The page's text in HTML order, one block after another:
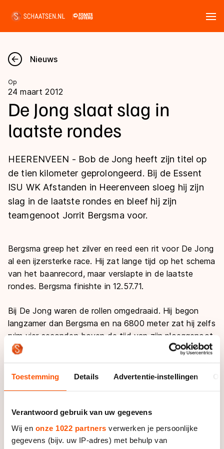
Toestemming Details Advertentie-instellingen
Verantwoord gebruik van uw gegevens
Wij en onze 1022 partners verwerken je persoonlijke
gegevens (bijv. uw IP-adres) met behulp van
Nieuws
Kalender
Disciplines
Langebaan
Shorttrack
Inlineskaten
Natuurijs
Uitslagen
Langebaan
Shorttrack
Marathon
Kunstschaatsen
Tijden & historie
Ranglijsten Langebaan
Historie & statistiek
Inschrijven wedstrijden
Algemene Nederlandse Schaatstijd
Deze zomer de weg op
Schaatsfans
Alles voor jou als schaatsfan
Tickets
Livestreams
Word schaatsfan!
Winacties
Olympische Spelen
Olympische Spelen
Medaille overzicht
Medaillespiegel
Nieuws
Op
24 maart 2012
De Jong slaat slag in
laatste rondes
HEERENVEEN - Bob de Jong heeft zijn titel op
de tien kilometer geprolongeerd. Bij de Essent
ISU WK Afstanden in Heerenveen sloeg hij zijn
slag in de laatste rondes en bleef hij zijn
teamgenoot Jorrit Bergsma voor.
Bergsma greep het zilver en reed een rit voor De Jong
al een ijzersterke race. Hij zat lange tijd op het schema
van het baanrecord, maar verslapte in de laatste
rondes. Bergsma finishte in 12.57.71.
Bij De Jong waren de rollen omgedraaid. Hij begon
langzamer dan Bergsma en na 6800 meter zat hij zelfs
ruim vier seconden boven de tijd van zijn ploeggenoot.
De Jong ging daarna echter alleen maar sneller rijden
en eindigde met een ronde van 29.9. Hij kwam
uiteindelijk uit op 12.53.91.
ook al op de vijf kilometer. Bob de Vries werd zesde.
Hij voltooide zijn race in 13.25.74.